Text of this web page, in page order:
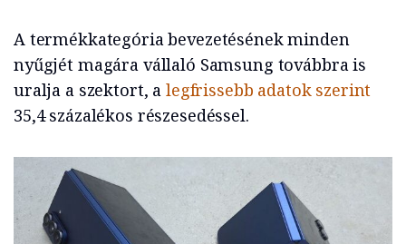
A termékkategória bevezetésének minden
nyűgjét magára vállaló Samsung továbbra is
uralja a szektort, a legfrissebb adatok szerint
35,4 százalékos részesedéssel.